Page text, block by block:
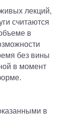
лекций,
считаются
в
без вины
в момент
в